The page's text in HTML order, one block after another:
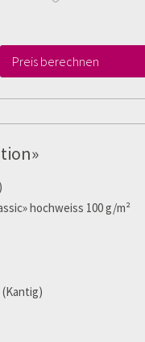
Preis berechnen
hochweiss 100 g/m²